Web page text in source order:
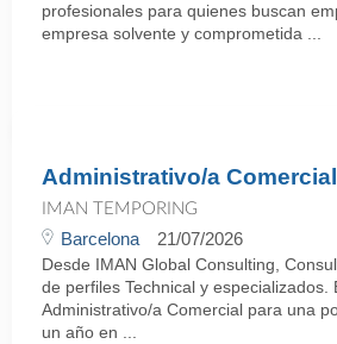
profesionales para quienes buscan
empresa solvente y comprometida ...
Administrativo/a Comercial
IMAN TEMPORING
Barcelona 21/07/2026
Desde IMAN Global Consulting,
de perfiles Technical y especializados.
Administrativo/a Comercial para una
un año en ...